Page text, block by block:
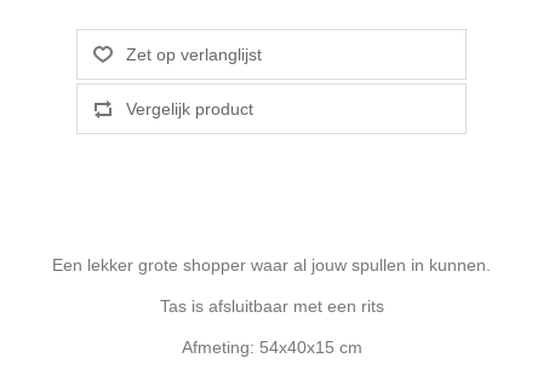
Een lekker grote shopper waar al jouw spullen in kunnen.
Tas is afsluitbaar met een rits
Afmeting: 54x40x15 cm